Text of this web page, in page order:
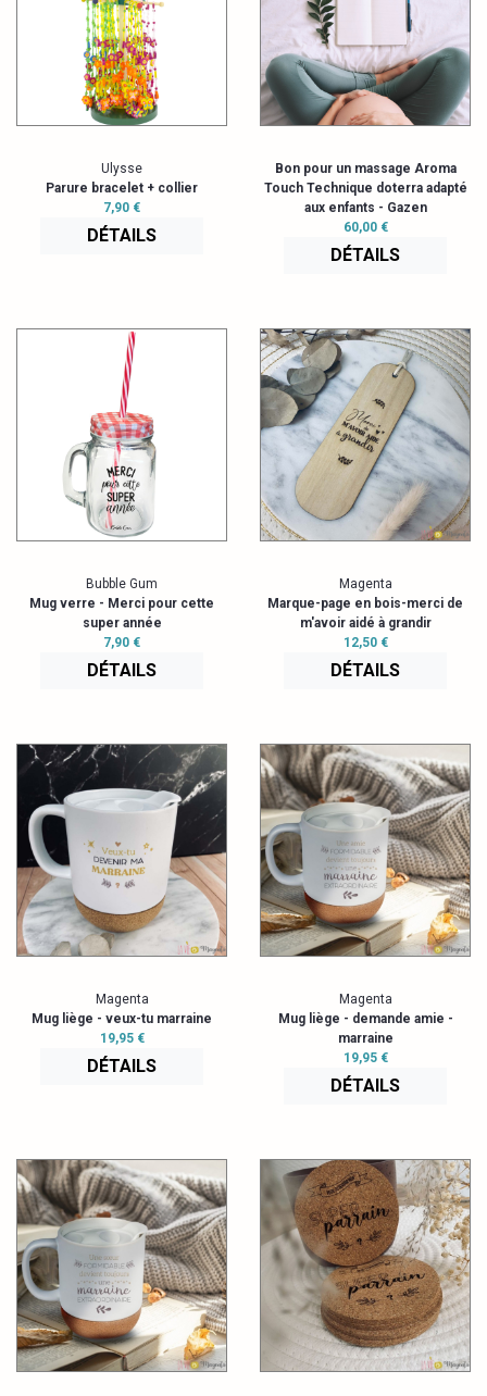
Ulysse
Parure bracelet + collier
7,90 €
DÉTAILS
Bon pour un massage Aroma
Touch Technique doterra adapté
aux enfants - Gazen
60,00 €
DÉTAILS
Bubble Gum
Mug verre - Merci pour cette
super année
7,90 €
DÉTAILS
Magenta
Marque-page en bois-merci de
m'avoir aidé à grandir
12,50 €
DÉTAILS
Magenta
Mug liège - veux-tu marraine
19,95 €
DÉTAILS
Magenta
Mug liège - demande amie -
marraine
19,95 €
DÉTAILS